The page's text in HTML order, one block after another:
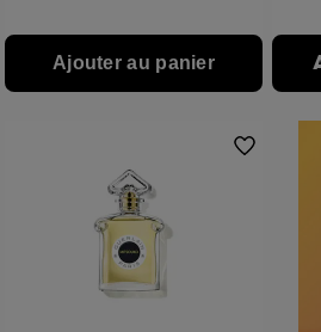
Ajouter au panier